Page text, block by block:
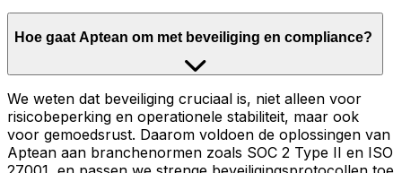
Hoe gaat Aptean om met beveiliging en compliance?
We weten dat beveiliging cruciaal is, niet alleen voor
risicobeperking en operationele stabiliteit, maar ook
voor gemoedsrust. Daarom voldoen de oplossingen van
Aptean aan branchenormen zoals SOC 2 Type II en ISO